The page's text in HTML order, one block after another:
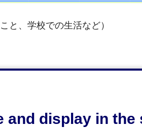
and display in the
と、学校での生活など）